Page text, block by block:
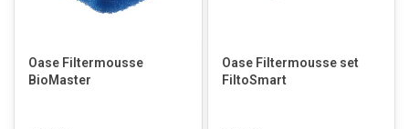
Oase Filtermousse
BioMaster
Oase Filtermousse set
FiltoSmart